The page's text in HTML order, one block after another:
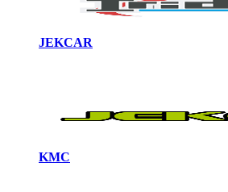
JEKCAR
KMC